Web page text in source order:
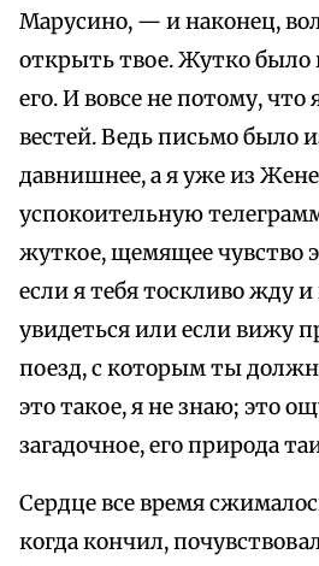
Марусино, — и наконец,
открыть твое. Жутко было
его. И вовсе не потому, что
вестей. Ведь письмо было
давнишнее, а я уже из
успокоительную
жуткое, щемящее чувство
если я тебя тоскливо жду
увидеться или если вижу
поезд, с которым ты
это такое, я не знаю; это
загадочное, его природа
Сердце все время
когда кончил,